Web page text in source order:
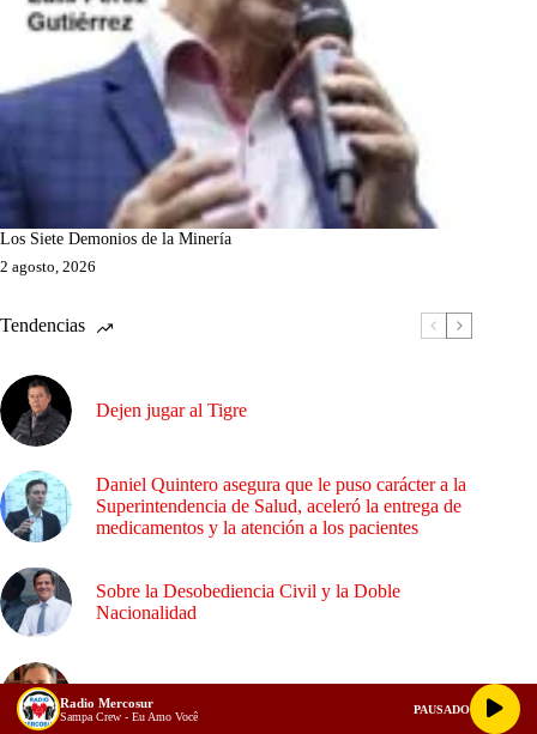
Los Siete Demonios de la Minería
2 agosto, 2026
Tendencias
Dejen jugar al Tigre
Daniel Quintero asegura que le puso carácter a la
Superintendencia de Salud, aceleró la entrega de
medicamentos y la atención a los pacientes
Sobre la Desobediencia Civil y la Doble
Nacionalidad
¿Empalme o confrontación?
Radio Mercosur
Sampa Crew - Eu Amo Você
PAUSADO